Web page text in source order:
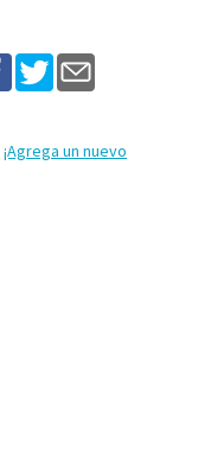
¡Agrega un nuevo